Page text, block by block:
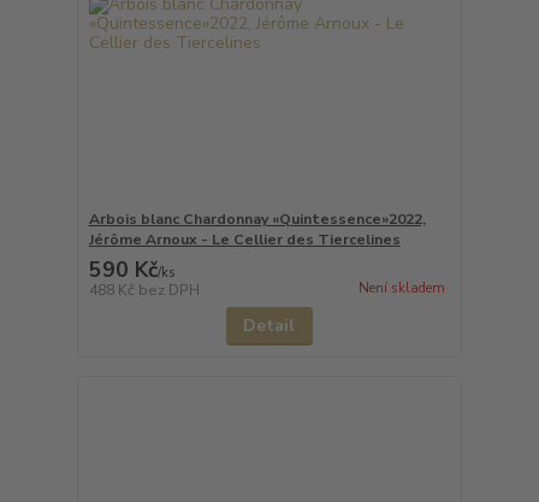
Arbois blanc Chardonnay «Quintessence»2022,
Jérôme Arnoux - Le Cellier des Tiercelines
590 Kč/ks
488 Kč bez DPH Není skladem
Detail